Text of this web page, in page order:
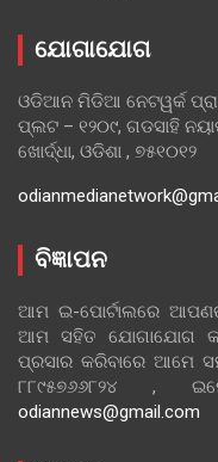
ଯୋଗାଯୋଗ
ଓଡିଆନ ମିଡିଆ ନେଟୱର୍କ
ପ୍ଲଟ – ୧୨୦୯, ଗଡସାହି
ଖୋର୍ଦ୍ଧା, ଓଡିଶା , ୭୫୧୦୧୨
ବିଜ୍ଞାପନ
ଆମ ଇ-ପୋର୍ଟାଲରେ
ଆମ ସହିତ ଯୋଗାଯୋଗ
ପ୍ରସାର କରିବାରେ ଆମେ
୮୮୯୫୭୬୬୮୨୪ ,
odiannews@gmail.com